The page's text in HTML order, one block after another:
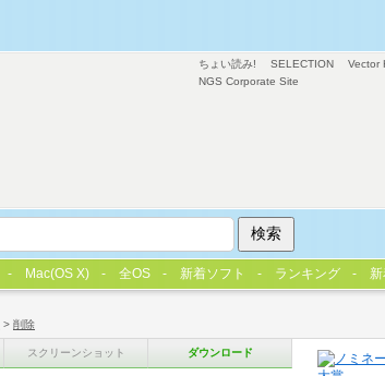
> 削除
スクリーンショット ダウンロード
ちょい読み! SELECTION
Vector
NGS Corporate Site
Mac(OS X) 全OS 新着ソフト ランキング